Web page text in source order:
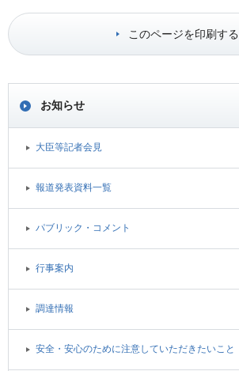
このページを印刷する
お知らせ
大臣等記者会見
報道発表資料一覧
パブリック・コメント
行事案内
調達情報
安全・安心のために注意していただきたいこと